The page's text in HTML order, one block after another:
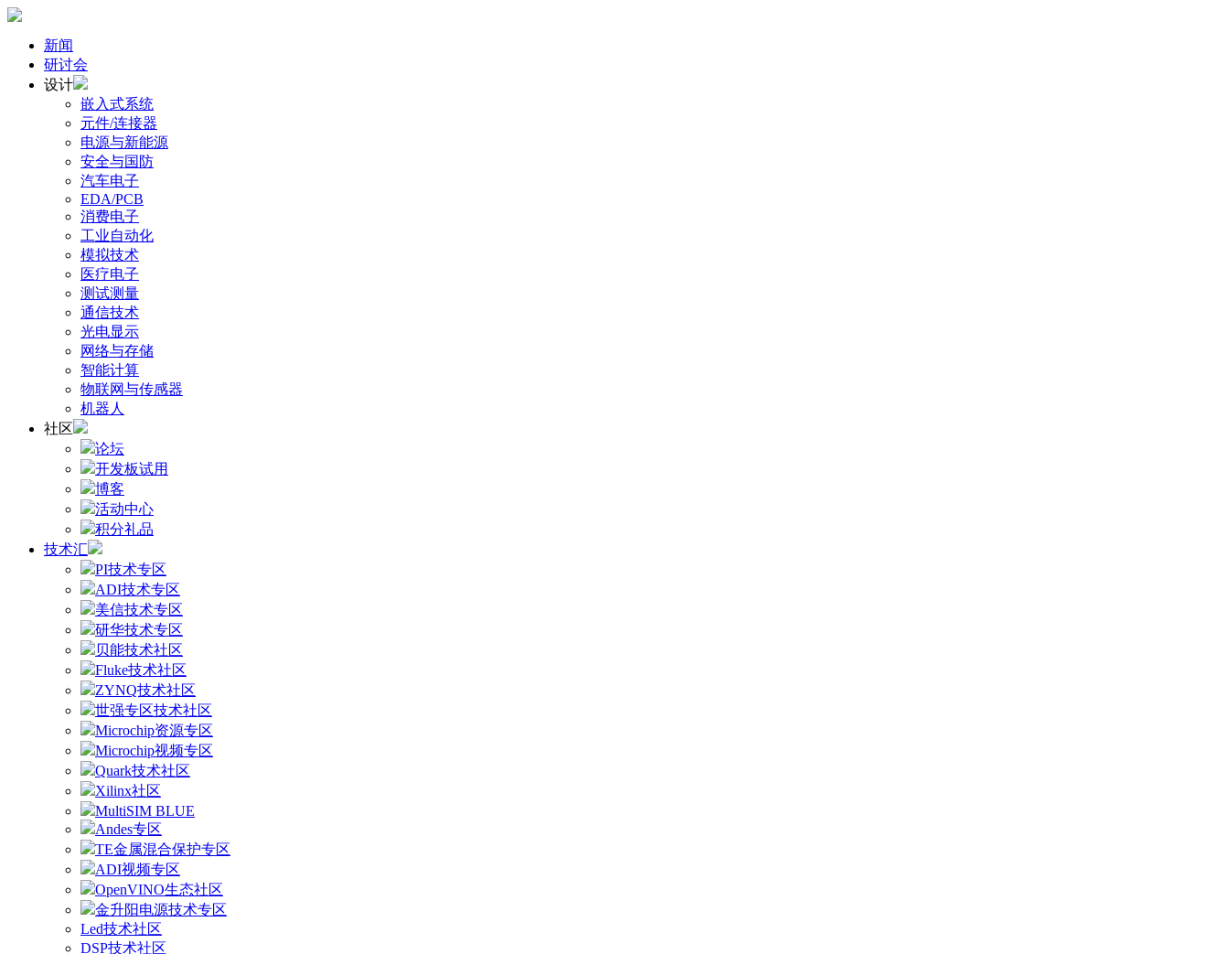
新闻
研讨会
设计
嵌入式系统
元件/连接器
电源与新能源
安全与国防
汽车电子
EDA/PCB
消费电子
工业自动化
模拟技术
医疗电子
测试测量
通信技术
光电显示
网络与存储
智能计算
物联网与传感器
机器人
社区
论坛
开发板试用
博客
活动中心
积分礼品
技术汇
PI技术专区
ADI技术专区
美信技术专区
研华技术专区
贝能技术社区
Fluke技术社区
ZYNQ技术社区
世强专区技术社区
Microchip资源专区
Microchip视频专区
Quark技术社区
Xilinx社区
MultiSIM BLUE
Andes专区
TE金属混合保护专区
ADI视频专区
OpenVINO生态社区
金升阳电源技术专区
Led技术社区
DSP技术社区